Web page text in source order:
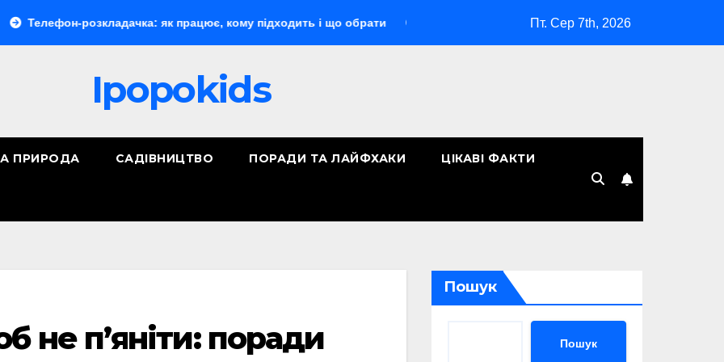
розкладачка: як працює, кому підходить і що обрати «Макіяж без макіяжу»: як японська декоративна косметика
Пт. Сер 7th, 2026
Ipopokids
ПРИРОДА САДІВНИЦТВО ПОРАДИ ТА ЛАЙФХАКИ ЦІКАВІ ФАКТИ
не п’яніти: поради
Пошук
Пошук